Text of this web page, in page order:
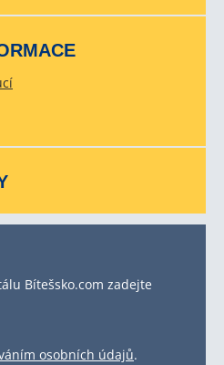
Bítešsko.com zadejte
osobních údajů.